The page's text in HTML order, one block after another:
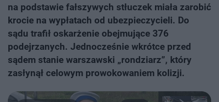
na podstawie fałszywych stłuczek miała zarobić
krocie na wypłatach od ubezpieczycieli. Do
sądu trafił oskarżenie obejmujące 376
podejrzanych. Jednocześnie wkrótce przed
sądem stanie warszawski „rondziarz”, który
zasłynął celowym prowokowaniem kolizji.